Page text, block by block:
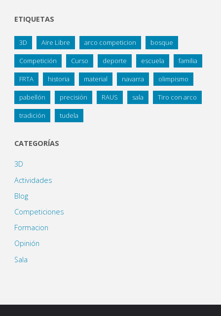
ETIQUETAS
3D Aire Libre arco competicion bosque
Competición Curso deporte escuela familia
FRTA historia material navarra olimpismo
pabellón precisión RAUS sala Tiro con arco
tradición tudela
CATEGORÍAS
3D
Actividades
Blog
Competiciones
Formacion
Opinión
Sala